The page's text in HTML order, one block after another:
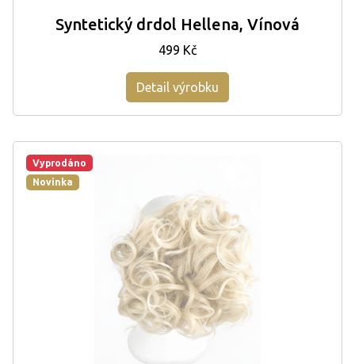
Syntetický drdol Hellena, Vínová
499 Kč
Detail výrobku
Vyprodáno
Novinka